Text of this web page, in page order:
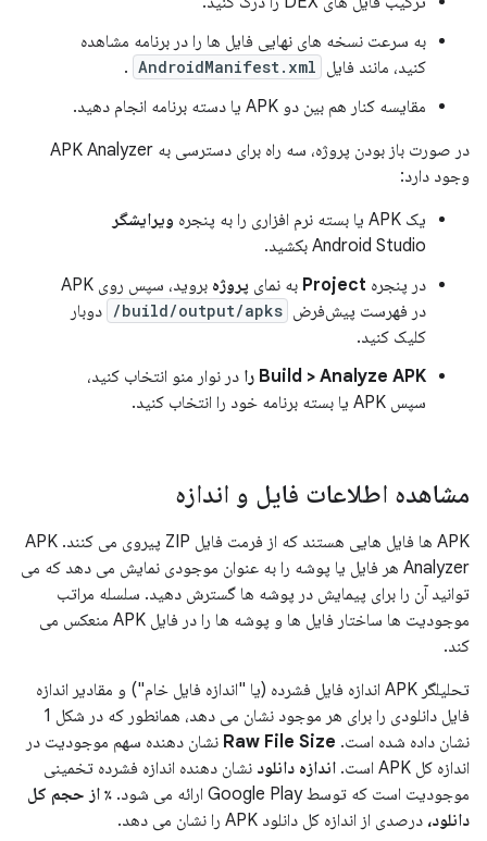
به سرعت نسخه های نهایی فایل ها را در برنامه مشاهده
کنید، مانند فایل AndroidManifest.xml
.
مقایسه کنار هم بین دو APK یا دسته برنامه انجام دهید.
در صورت باز بودن پروژه، سه راه برای دسترسی به APK Analyzer
وجود دارد:
یک APK یا بسته نرم افزاری را به پنجره
ویرایشگر
Android Studio بکشید.
در پنجره Project به نمای پروژه
بروید، سپس روی APK
در فهرست پیش‌فرض build/output/apks/
دوبار
کلیک کنید.
Build > Analyze APK را
در نوار منو انتخاب کنید،
سپس APK یا بسته برنامه خود را انتخاب کنید.
مشاهده اطلاعات فایل و اندازه
APK ها فایل هایی هستند که از فرمت فایل ZIP پیروی می کنند. APK
Analyzer هر فایل یا پوشه را به عنوان موجودی نمایش می دهد که می
توانید آن را برای پیمایش در پوشه ها گسترش دهید. سلسله مراتب
موجودیت ها ساختار فایل ها و پوشه ها را در فایل APK منعکس می
کند.
تحلیلگر APK اندازه فایل فشرده (یا "اندازه فایل خام") و مقادیر اندازه
فایل دانلودی را برای هر موجود نشان می دهد، همانطور که در شکل 1
نشان داده شده است. Raw File Size نشان دهنده سهم موجودیت در
اندازه کل APK است.
اندازه دانلود نشان دهنده اندازه فشرده تخمینی
موجودیت است که توسط Google Play ارائه می شود.
٪ از حجم کل
دانلود، درصدی از اندازه کل دانلود APK را نشان می دهد.